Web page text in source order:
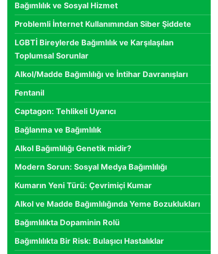
Bağımlılık ve Sosyal Hizmet
Problemli İnternet Kullanımından Siber Şiddete
LGBTİ Bireylerde Bağımlılık ve Karşılaşılan
Toplumsal Sorunlar
Alkol/Madde Bağımlılığı ve İntihar Davranışları
Fentanil
Captagon: Tehlikeli Uyarıcı
Bağlanma ve Bağımlılık
Alkol Bağımlılığı Genetik midir?
Modern Sorun: Sosyal Medya Bağımlılığı
Kumarın Yeni Türü: Çevrimiçi Kumar
Alkol ve Madde Bağımlılığında Yeme Bozuklukları
Bağımlılıkta Dopaminin Rolü
Bağımlılıkta Bir Risk: Bulaşıcı Hastalıklar